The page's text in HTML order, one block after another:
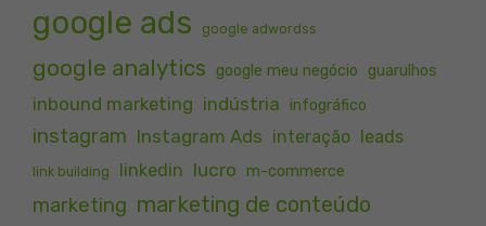
google ads google adwordss
google analytics google meu negócio guarulhos
inbound marketing indústria infográfico
instagram Instagram Ads interação leads
link building linkedin lucro m-commerce
marketing marketing de conteúdo